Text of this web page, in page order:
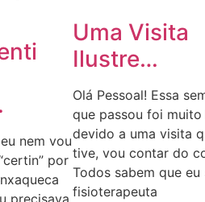
nem vou
por
precisava
Uma Visita
Ilustre…
Olá Pessoal! Essa
que passou foi muito
devido a uma visita
tive, vou contar do
Todos sabem que eu
fisioterapeuta